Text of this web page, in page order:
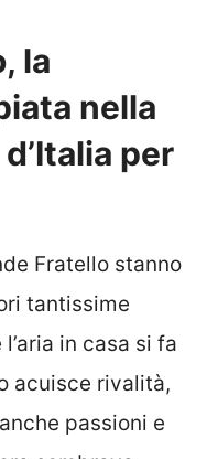
la
nella
per
Fratello stanno
tantissime
in casa si fa
acuisce rivalità,
passioni e